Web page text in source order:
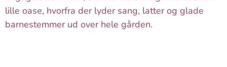
lille oase, hvorfra der lyder sang, latter og glade
barnestemmer ud over hele gården.